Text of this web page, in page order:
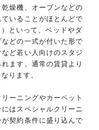
燥機、オーブンなどの
いることがほとんどで
といって、ベッドやダ
どの一式が付いた形で
ど若い人向けのスタジ
ます。通常の賃貸より
ります。
ーニングやカーペット
はスペシャルクリーニ
契約条件に盛り込んで